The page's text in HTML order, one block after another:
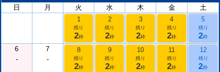
日
月 火 水 木 金 土
1
残り
2枠
2
残り
2枠
3
残り
2枠
4
残り
2枠
5
残り
2枠
6
-
7
-
8
残り
2枠
9
残り
2枠
10
残り
2枠
11
残り
2枠
12
残り
2枠